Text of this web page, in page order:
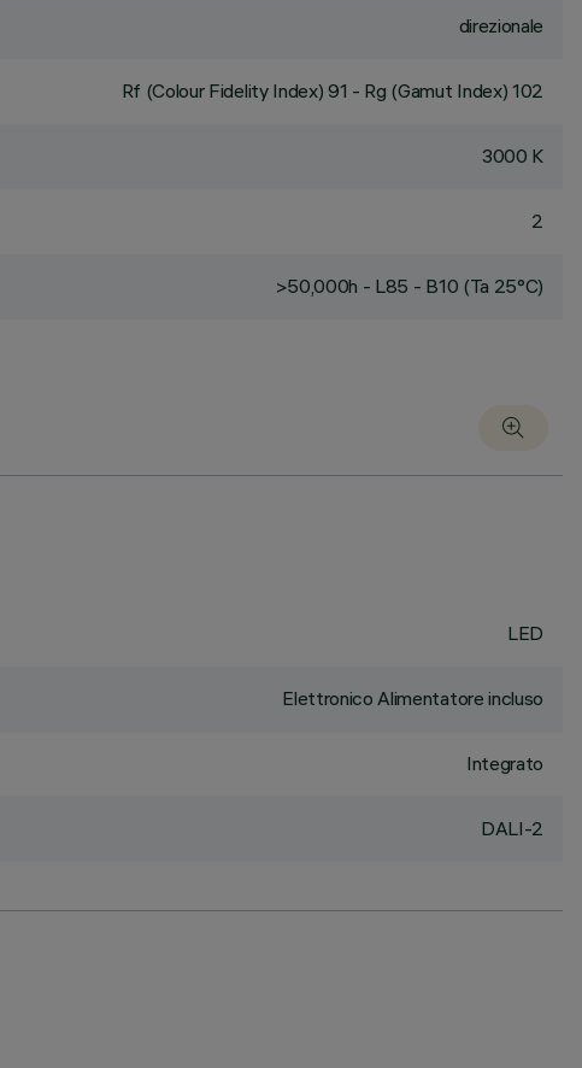
direzionale
Rf (Colour Fidelity Index) 91 - Rg (Gamut Index) 102
3000 K
2
>50,000h - L85 - B10 (Ta 25°C)
LED
Elettronico Alimentatore incluso
Integrato
DALI-2